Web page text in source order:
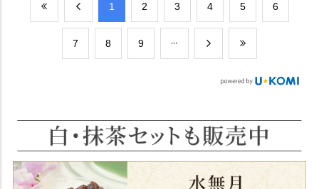
​1 ​2 ​3 ​4 ​5 ​6
​7 ​8 ​9